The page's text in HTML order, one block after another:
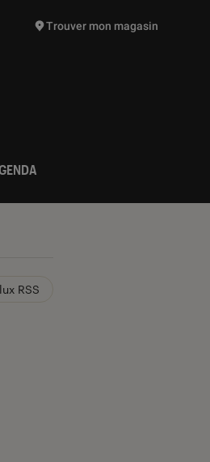
vont vous être proposées
Trouver mon magasin
RSS